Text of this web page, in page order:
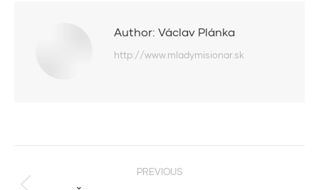
Author: Václav Plánka
http://www.mladymisionar.sk
PREVIOUS